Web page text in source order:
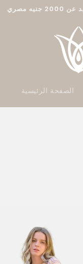
مصري
الصفحة الرئيسية